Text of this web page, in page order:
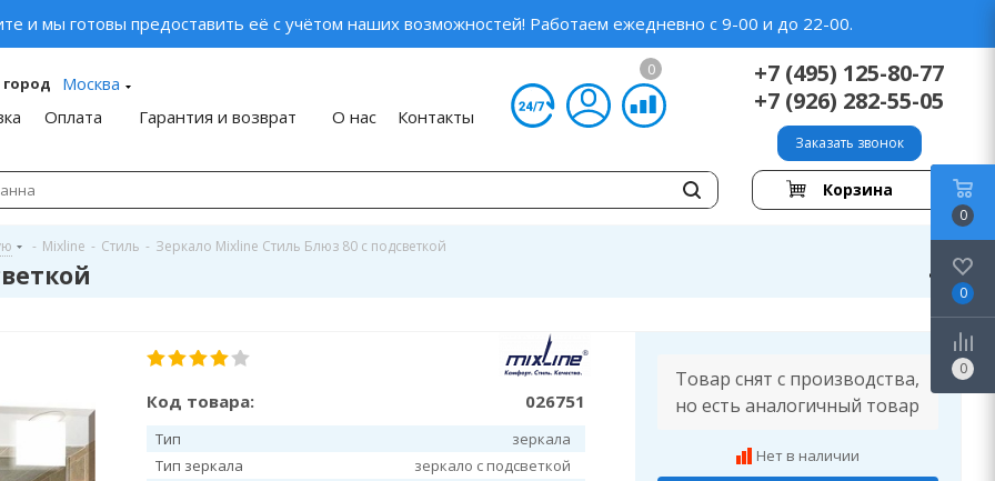
и мы готовы предоставить её с учётом наших возможностей! Работаем ежедневно с 9-00 и до 22-00.
Москва
Оплата Гарантия и возврат О нас Контакты
0
+7 (495) 125-80-77
+7 (926) 282-55-05
Заказать звонок
Корзина
- Mixline - Стиль - Зеркало Mixline Стиль Блюз 80 с подсветкой
Код товара: 026751
Тип
зеркала
Тип зеркала
зеркало с подсветкой
Товар снят с производства,
но есть аналогичный товар
Нет в наличии
0
0
0